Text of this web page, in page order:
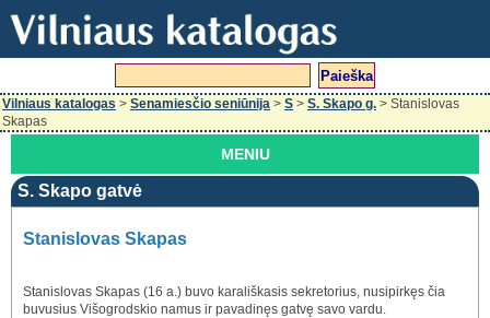
Vilniaus katalogas > Senamiesčio seniūnija > S > S. Skapo g. > Stanislovas
Skapas
MENIU
S. Skapo gatvė
Stanislovas Skapas
Stanislovas Skapas (16 a.) buvo karališkasis sekretorius, nusipirkęs čia
buvusius Višogrodskio namus ir pavadinęs gatvę savo vardu.